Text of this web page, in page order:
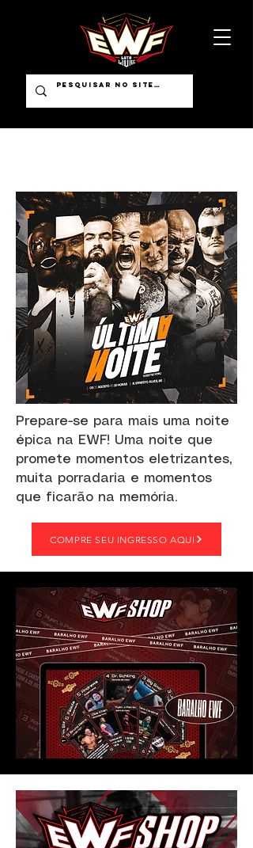
Prepare-se para mais uma noite
épica na EWF! Uma noite que
promete momentos eletrizantes,
muita porradaria e momentos
que ficarão na memória.
COMPRE SEU INGRESSO AQUI